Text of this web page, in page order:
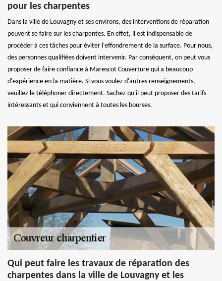
pour les charpentes
Dans la ville de Louvagny et ses environs, des interventions de réparation
peuvent se faire sur les charpentes. En effet, il est indispensable de
procéder à ces tâches pour éviter l'effondrement de la surface. Pour nous,
des personnes qualifiées doivent intervenir. Par conséquent, on peut vous
proposer de faire confiance à Marescot Couverture qui a beaucoup
d'expérience en la matière. Si vous voulez d'autres renseignements,
veuillez le téléphoner directement. Sachez qu'il peut proposer des tarifs
intéressants et qui conviennent à toutes les bourses.
Qui peut faire les travaux de réparation des
charpentes dans la ville de Louvagny et les